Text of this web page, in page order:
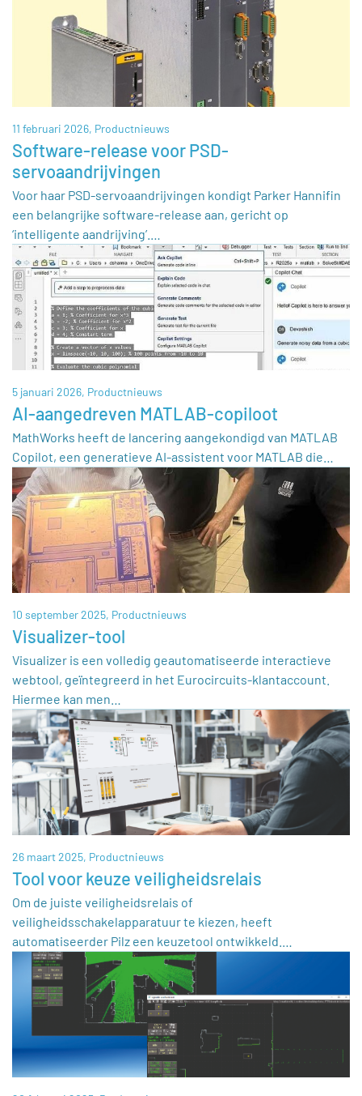
11 februari 2026, Productnieuws
Software-release voor PSD-
servoaandrijvingen
Voor haar PSD-servoaandrijvingen kondigt Parker Hannifin
een belangrijke software-release aan, gericht op
‘intelligente aandrijving’.…
5 januari 2026, Productnieuws
AI-aangedreven MATLAB-copiloot
MathWorks heeft de lancering aangekondigd van MATLAB
Copilot, een generatieve AI-assistent voor MATLAB die…
10 september 2025, Productnieuws
Visualizer-tool
Visualizer is een volledig geautomatiseerde interactieve
webtool, geïntegreerd in het Eurocircuits-klantaccount.
Hiermee kan men…
26 maart 2025, Productnieuws
Tool voor keuze veiligheidsrelais
Om de juiste veiligheidsrelais of
veiligheidsschakelapparatuur te kiezen, heeft
automatiseerder Pilz een keuzetool ontwikkeld.…